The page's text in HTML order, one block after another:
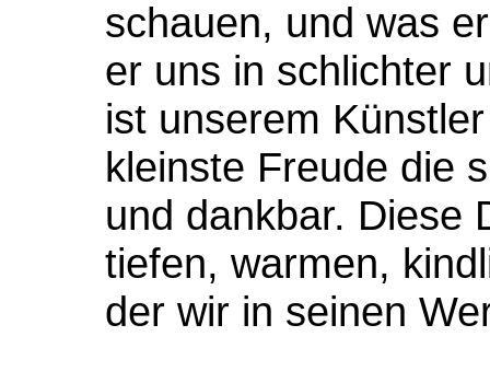
schauen, und was
er uns in schlichter
ist unserem
kleinste Freude die
und dankbar. Diese
tiefen, warmen,
der wir in seinen